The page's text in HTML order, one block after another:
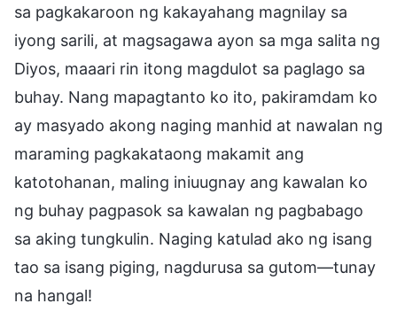
sa pagkakaroon ng kakayahang magnilay sa
iyong sarili, at magsagawa ayon sa mga salita ng
Diyos, maaari rin itong magdulot sa paglago sa
buhay. Nang mapagtanto ko ito, pakiramdam ko
ay masyado akong naging manhid at nawalan ng
maraming pagkakataong makamit ang
katotohanan, maling iniuugnay ang kawalan ko
ng buhay pagpasok sa kawalan ng pagbabago
sa aking tungkulin. Naging katulad ako ng isang
tao sa isang piging, nagdurusa sa gutom—tunay
na hangal!